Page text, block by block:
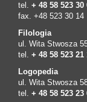
tel. + 48 58 523 30
fax. +48 523 30 14
Filologia
ul. Wita Stwosza
tel. + 48 58 523 21
Logopedia
ul. Wita Stwosza
tel. + 48 58 523 23